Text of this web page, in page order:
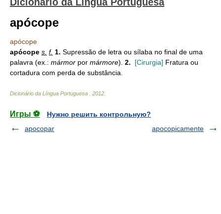
apócope
apócope
apócope s. f. 1. Supressão de letra ou sílaba no final de uma
palavra (ex.: mármor por mármore). 2. [Cirurgia] Fratura ou
cortadura com perda de substância.
Dicionário da Língua Portuguesa 2012
Игры ⚽
Нужно решить контрольную?
apocopar
apocopicamente